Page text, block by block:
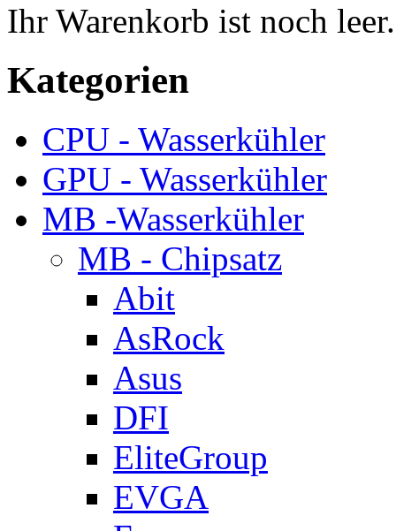
Ihr Warenkorb ist noch leer.
Kategorien
CPU - Wasserkühler
GPU - Wasserkühler
MB -Wasserkühler
MB - Chipsatz
Abit
AsRock
Asus
DFI
EliteGroup
EVGA